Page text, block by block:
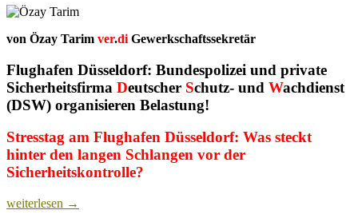
von Özay Tarim ver.di Gewerkschaftssekretär
Flughafen Düsseldorf: Bundespolizei und private
Sicherheitsfirma Deutscher Schutz- und Wachdienst
(DSW) organisieren Belastung!
Stresstag am Flughafen Düsseldorf: Was steckt
hinter den langen Schlangen vor der
Sicherheitskontrolle?
Flughafen
weiterlesen →